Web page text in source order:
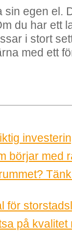
sin egen el.
du har ett
i stort
med ett
börjar med
för
på